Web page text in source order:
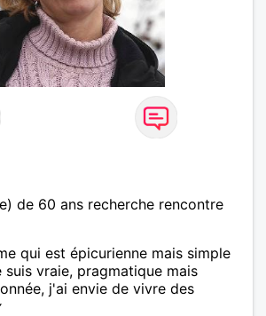
de 60 ans recherche rencontre
qui est épicurienne mais simple
vraie, pragmatique mais
j'ai envie de vivre des